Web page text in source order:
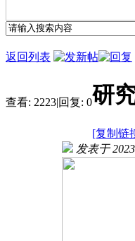
返回列表
查看: 2223|回复: 0研
[复制链
发表于